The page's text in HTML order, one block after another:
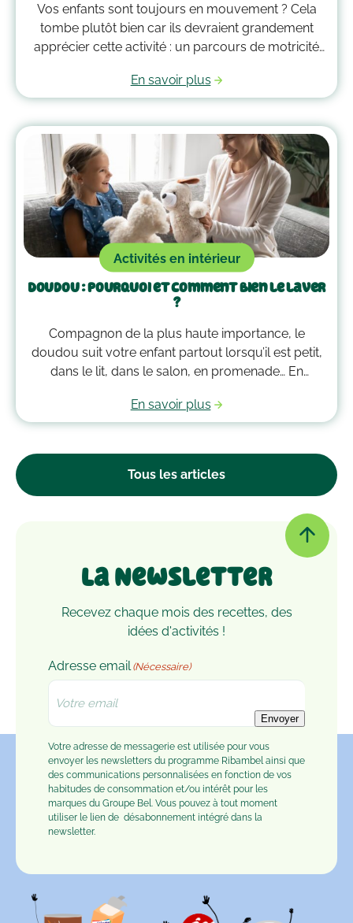
Tous les articles
Vos enfants sont toujours en mouvement ? Cela
tombe plutôt bien car ils devraient grandement
apprécier cette activité : un parcours de motricité
qui vous guideront pour savoir comment faire un
parcours de motricité à la maison !
En savoir plus
Activités en intérieur
Doudou : pourquoi et comment bien le laver
?
Compagnon de la plus haute importance, le
doudou suit votre enfant partout lorsqu’il est petit,
dans le lit, dans le salon, en promenade… En
essentielle dans son cœur. Alors après avoir
accumulé une quantité de poussière, d’acariens et
passer à la machine. Mais comment laver un
En savoir plus
La Newsletter
Recevez chaque mois des recettes, des
idées d'activités !
Adresse email (Nécessaire)
Envoyer
Votre adresse de messagerie est utilisée pour vous
envoyer les newsletters du programme Ribambel ainsi que
des communications personnalisées en fonction de vos
habitudes de consommation et/ou intérêt pour les
marques du Groupe Bel. Vous pouvez à tout moment
utiliser le lien de désabonnement intégré dans la
newsletter.